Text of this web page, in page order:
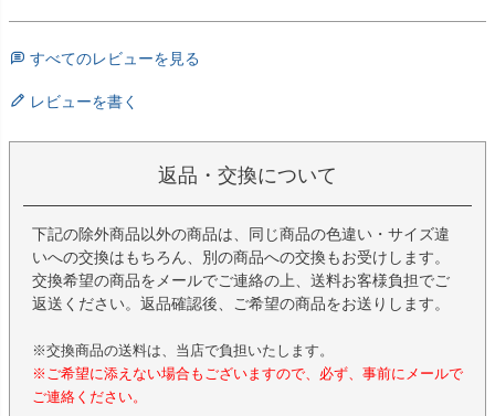
すべてのレビューを見る
レビューを書く
返品・交換について
下記の除外商品以外の商品は、同じ商品の色違い・サイズ違
いへの交換はもちろん、別の商品への交換もお受けします。
交換希望の商品をメールでご連絡の上、送料お客様負担でご
返送ください。返品確認後、ご希望の商品をお送りします。
※交換商品の送料は、当店で負担いたします。
※ご希望に添えない場合もございますので、必ず、事前にメールで
ご連絡ください。